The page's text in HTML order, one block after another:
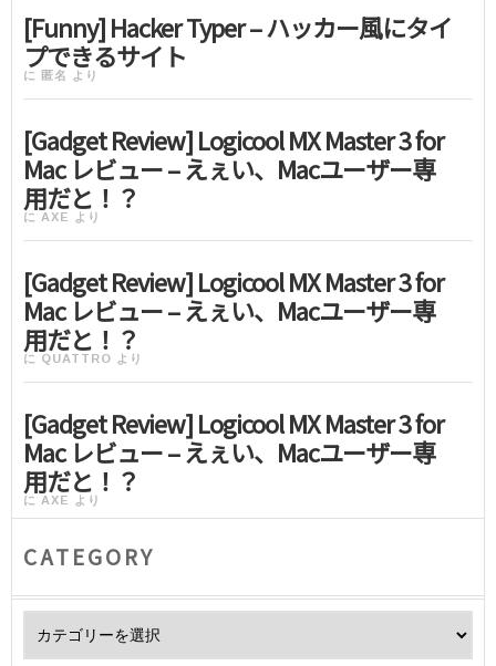
[Funny] Hacker Typer – ハッカー風にタイ
プできるサイト
に 匿名 より
[Gadget Review] Logicool MX Master 3 for
Mac レビュー – えぇい、Macユーザー専
用だと！？
に AXE より
[Gadget Review] Logicool MX Master 3 for
Mac レビュー – えぇい、Macユーザー専
用だと！？
に QUATTRO より
[Gadget Review] Logicool MX Master 3 for
Mac レビュー – えぇい、Macユーザー専
用だと！？
に AXE より
CATEGORY